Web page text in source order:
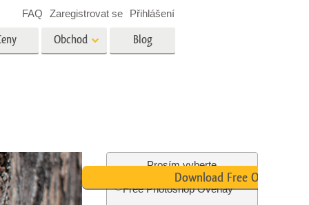
nemovitostí
Obchod Blog
FAQ Zaregistrovat se Přihlášení
Prosím vyberte
Free Photoshop Overlay
Download Free Overlay